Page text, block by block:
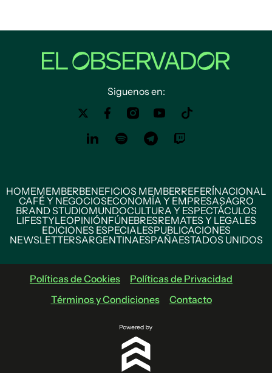
Siguenos en:
HOMEMEMBERBENEFICIOS MEMBERREFERÍNACIONAL
CAFÉ Y NEGOCIOSECONOMÍA Y EMPRESASAGRO
BRAND STUDIOMUNDOCULTURA Y ESPECTÁCULOS
LIFESTYLEOPINIÓNFÚNEBRESREMATES Y LEGALES
EDICIONES ESPECIALESPUBLICACIONES
NEWSLETTERSARGENTINAESPAÑAESTADOS UNIDOS
Políticas de Cookies
Políticas de Privacidad
Términos y Condiciones
Contacto